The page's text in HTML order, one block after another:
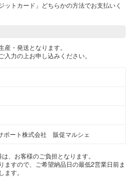
ットカード」どちらかの方法でお支払いく
・発送となります。
力の上お申し込みください。
ポート株式会社 販促マルシェ
、お客様のご負担となります。
ますので、ご希望納品日の最低2営業日前ま
す。